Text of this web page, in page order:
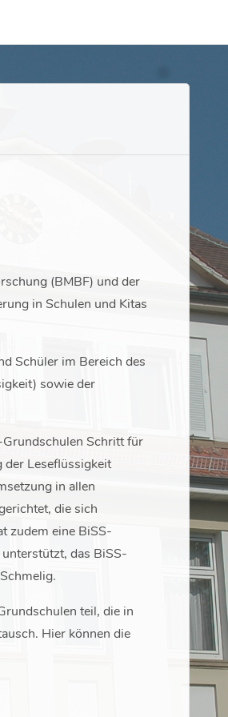
(BMBF) und der
in Schulen und Kitas
Schüler im Bereich des
sowie der
Schritt für
der Leseflüssigkeit
in allen
die sich
zudem eine BiSS-
das BiSS-
teil, die in
Hier können die